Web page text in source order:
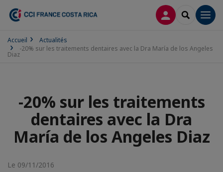
CONNEXION
Accueil
Actualités
-20% sur les traitements dentaires avec la Dra María de los Angeles
Diaz
-20% sur les traitements
dentaires avec la Dra
María de los Angeles Diaz
Le 09/11/2016